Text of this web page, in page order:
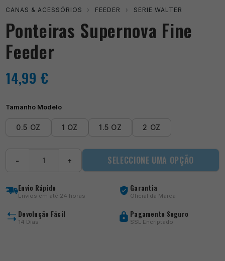
CANAS & ACESSÓRIOS › FEEDER › SERIE WALTER
Ponteiras Supernova Fine
Feeder
14,99 €
Tamanho Modelo
0.5 OZ 1 OZ 1.5 OZ 2 OZ
Fine
Feeder
− + SELECCIONE UMA OPÇÃO
Envio Rápido
Envios em até 24 horas
Garantia
Oficial da Marca
Devolução Fácil
14 Dias
Pagamento Seguro
SSL Encriptado